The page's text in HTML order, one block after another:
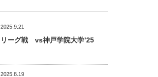
2025.9.21
リーグ戦 vs神戸学院大学’25
2025.8.19